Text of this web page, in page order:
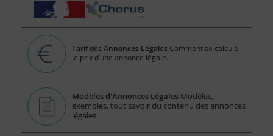
Tarif des Annonces Légales Comment se calcule
le prix d’une annonce légale...
Modèles d'Annonces Légales Modèles,
exemples, tout savoir du contenu des annonces
légales